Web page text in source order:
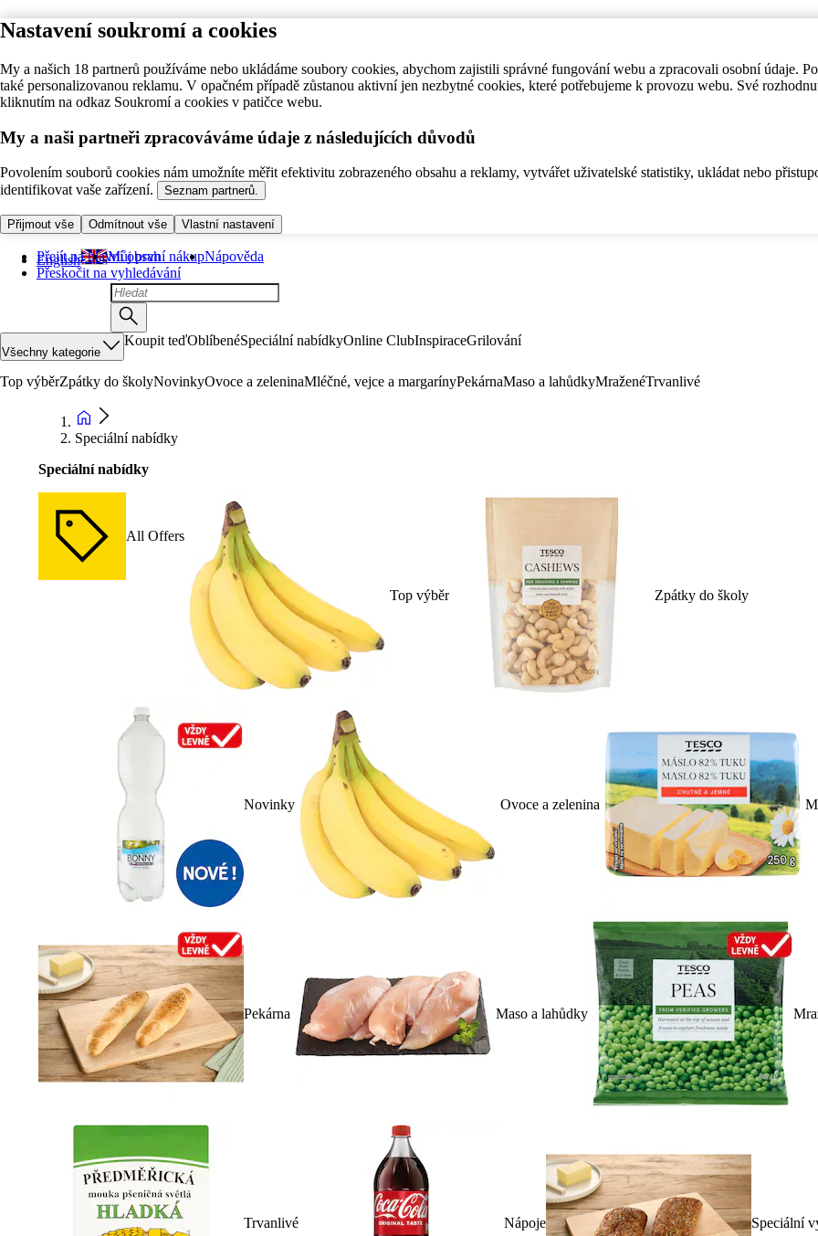
Nastavení soukromí a cookies
My a našich 18 partnerů používáme nebo ukládáme soubory cookies, abychom zajistili správné fungování webu a zpracovali osobní údaje.
také personalizovanou reklamu. V opačném případě zůstanou aktivní jen nezbytné cookies, které potřebujeme k provozu webu. Své
kliknutím na odkaz Soukromí a cookies v patičce webu.
My a naši partneři zpracováváme údaje z následujících důvodů
Povolením souborů cookies nám umožníte měřit efektivitu zobrazeného obsahu a reklamy, vytvářet uživatelské statistiky, ukládat nebo
identifikovat vaše zařízení.
Seznam partnerů.
Přijmout vše Odmítnout vše Vlastní nastavení
Přejít na hlavní obsah
Přeskočit na vyhledávání
English Můj první nákupNápověda
Všechny kategorie
Koupit teďOblíbenéSpeciální nabídkyOnline ClubInspiraceGrilování
Top výběrZpátky do školyNovinkyOvoce a zeleninaMléčné, vejce a margarínyPekárnaMaso a lahůdkyMraženéTrvanlivé
Speciální nabídky
Speciální nabídky
All Offers
Top výběr Zpátky do školy
Novinky Ovoce a zelenina
Pekárna Maso a lahůdky
Trvanlivé Nápoje Speciální